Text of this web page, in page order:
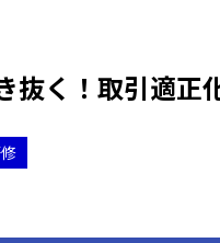
抜く！取引適